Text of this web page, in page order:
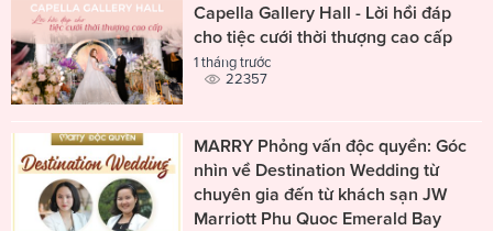
Capella Gallery Hall - Lời hồi đáp
cho tiệc cưới thời thượng cao cấp
1 tháng trước
22357
MARRY Phỏng vấn độc quyền: Góc
nhìn về Destination Wedding từ
chuyên gia đến từ khách sạn JW
Marriott Phu Quoc Emerald Bay